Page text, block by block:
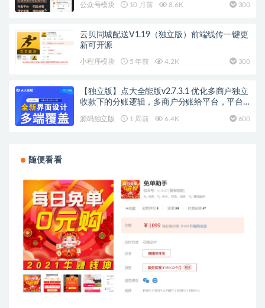
公众号模块 10 月前 8.6K 300
云贝同城配送V1.19（独立版）前端线传一键更
新可开源
小程序模块 5 年前 4.2K 300
【独立版】点大全能版v2.7.3.1 优化多商户独立
收款下的分账逻辑，多商户分账给平台，平台
源码独立版 1 周前 6.4K 600
随便看看